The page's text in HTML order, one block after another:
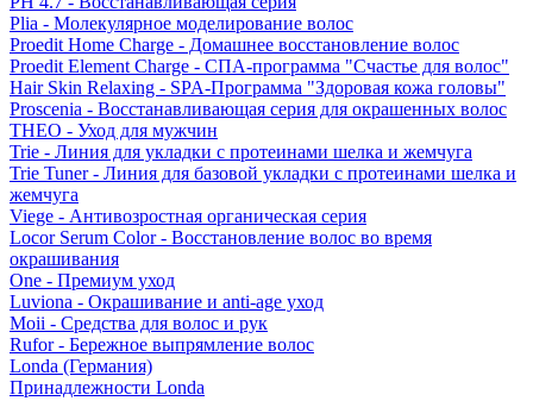
Plia - Молекулярное моделирование волос
Proedit Home Charge - Домашнее восстановление волос
Proedit Element Charge - СПА-программа "Счастье для волос"
Hair Skin Relaxing - SPA-Программа "Здоровая кожа головы"
Proscenia - Восстанавливающая серия для окрашенных волос
THEO - Уход для мужчин
Trie - Линия для укладки с протеинами шелка и жемчуга
Trie Tuner - Линия для базовой укладки с протеинами шелка и
жемчуга
Viege - Антивозростная органическая серия
Locor Serum Color - Восстановление волос во время
окрашивания
One - Премиум уход
Luviona - Окрашивание и anti-age уход
Moii - Средства для волос и рук
Rufor - Бережное выпрямление волос
Londa (Германия)
Принадлежности Londa